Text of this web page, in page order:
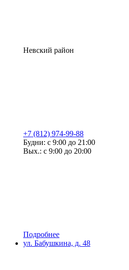
Невский район
+7 (812) 974-99-88
Будни: с 9:00 до 21:00
Вых.: с 9:00 до 20:00
Подробнее
ул. Бабушкина, д. 48